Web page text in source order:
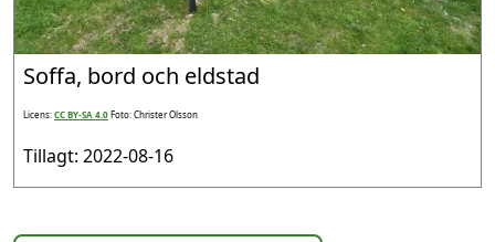
Soffa, bord och eldstad
Licens:CC BY-SA 4.0Foto: Christer Olsson
Tillagt: 2022-08-16